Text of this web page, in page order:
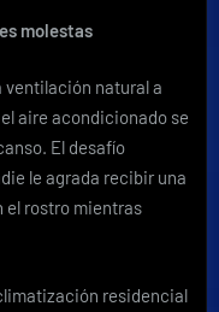
molestas
ventilación natural a
aire acondicionado se
El desafío
le agrada recibir una
el rostro mientras
residencial